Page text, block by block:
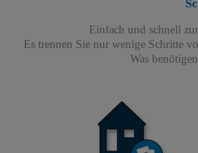
Einfach und schnell
Es trennen Sie nur wenige Schritte
Was